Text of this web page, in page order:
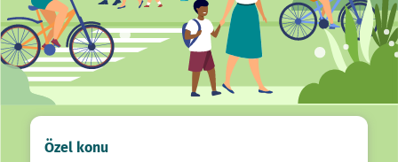
Özel konu